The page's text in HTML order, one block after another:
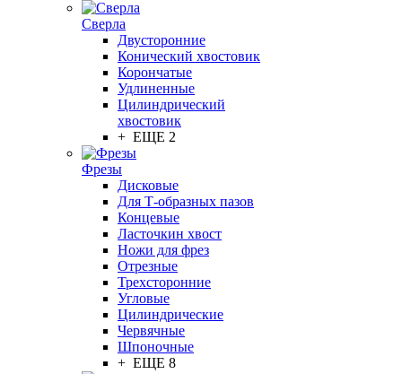
Сверла
Двусторонние
Конический хвостовик
Корончатые
Удлиненные
Цилиндрический
хвостовик
+ ЕЩЕ 2
Фрезы
Дисковые
Для Т-образных пазов
Концевые
Ласточкин хвост
Ножи для фрез
Отрезные
Трехсторонние
Угловые
Цилиндрические
Червячные
Шпоночные
+ ЕЩЕ 8